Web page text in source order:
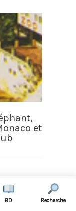
et
BD Recherche